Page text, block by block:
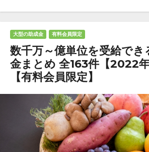
大型の助成金 有料会員限定
数千万～億単位を受給でき
金まとめ 全163件【2022年
【有料会員限定】